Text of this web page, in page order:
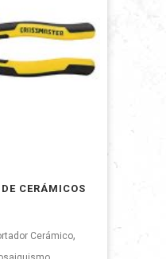
CERÁMICOS
Cerámico,